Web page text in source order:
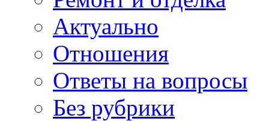
Актуально
Отношения
Ответы на вопросы
Без рубрики